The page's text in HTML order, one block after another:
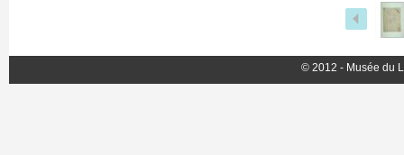
© 2012 - Musée du